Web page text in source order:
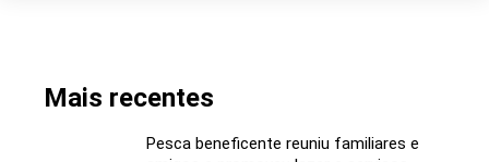
Mais recentes
Pesca beneficente reuniu familiares e